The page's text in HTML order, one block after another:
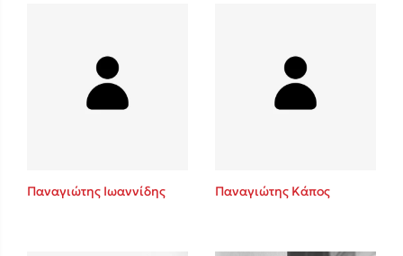
Παναγιώτης Ιωαννίδης Παναγιώτης Κάπος